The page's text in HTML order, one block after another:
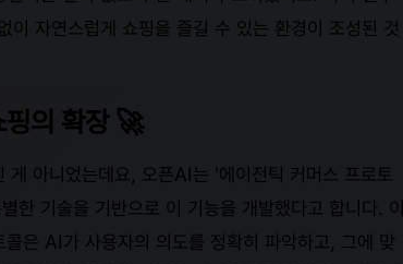
자연스럽게 쇼핑을 즐길 수 있는 환경이 조성된 것
핑의 확장 🚀
아니었는데요, 오픈AI는 '에이전틱 커머스 프로토
기술을 기반으로 이 기능을 개발했다고 합니다. 이
은 AI가 사용자의 의도를 정확히 파악하고, 그에 맞